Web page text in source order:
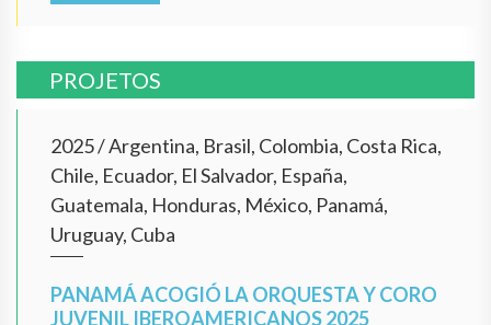
PROJETOS
2025/Argentina, Brasil, Colombia, Costa Rica,
Chile, Ecuador, El Salvador, España,
Guatemala, Honduras, México, Panamá,
Uruguay, Cuba
PANAMÁ ACOGIÓ LA ORQUESTA Y CORO
JUVENIL IBEROAMERICANOS 2025